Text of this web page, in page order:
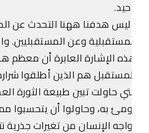
هدفنا ههنا التحدث عن
وعن المستقبليين. والذي
الإشارة العابرة أن معظم
هم الذين أطلقوا شرارة
حاولت تبين طبيعة الثورة
به، وحاولوا أن يتحسبوا مما
الإنسان من تغيرات جذرية